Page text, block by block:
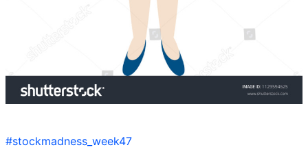
#stockmadness_week47